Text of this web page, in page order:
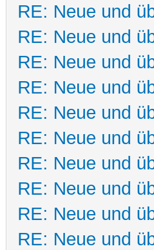
RE: Neue und
RE: Neue und
RE: Neue und
RE: Neue und
RE: Neue und
RE: Neue und
RE: Neue und
RE: Neue und
RE: Neue und
RE: Neue und